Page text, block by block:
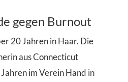
gegen Burnout
20 Jahren in Haar. Die
aus Connecticut
im Verein Hand in